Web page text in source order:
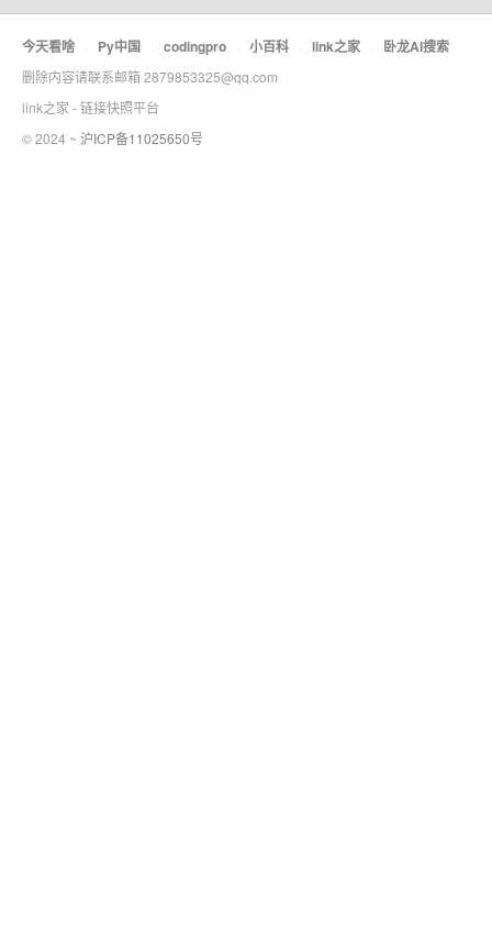
今天看啥 · Py中国 · codingpro · 小百科 · link之家 · 卧龙AI搜索
删除内容请联系邮箱 2879853325@qq.com
link之家 - 链接快照平台
© 2024 ~ 沪ICP备11025650号